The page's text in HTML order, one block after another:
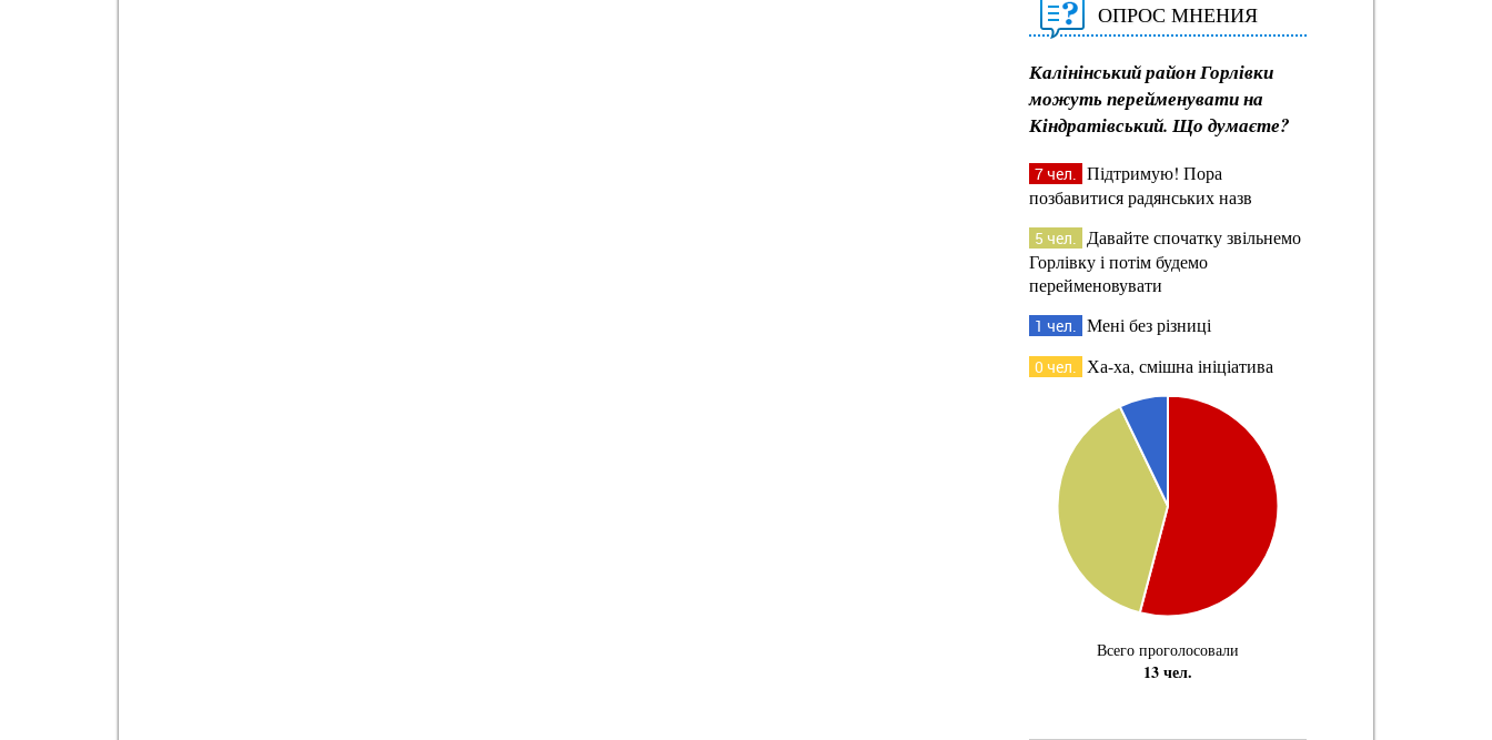
ОПРОС МНЕНИЯ
Калінінський район Горлівки
можуть перейменувати на
Кіндратівський. Що думаєте?
7 чел. Підтримую! Пора
позбавитися радянських назв
5 чел. Давайте спочатку звільнемо
Горлівку і потім будемо
перейменовувати
1 чел. Мені без різниці
0 чел. Ха-ха, смішна ініціатива
Всего проголосовали
13 чел.